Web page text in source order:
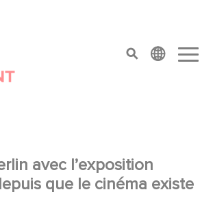
top menu
avec l’exposition
que le cinéma existe